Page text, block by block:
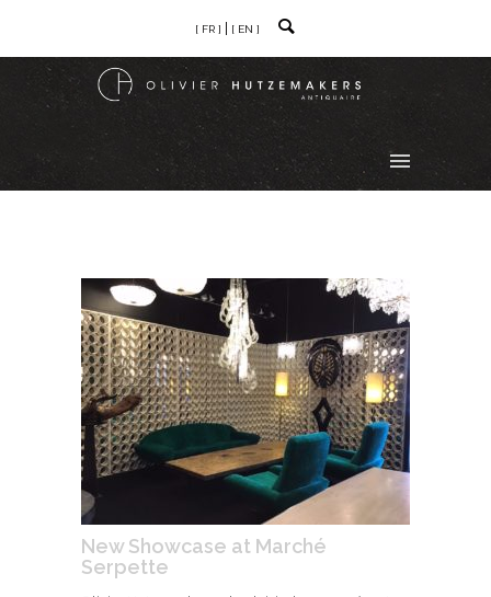
[ FR ] [ EN ]
New Showcase at Marché
Serpette